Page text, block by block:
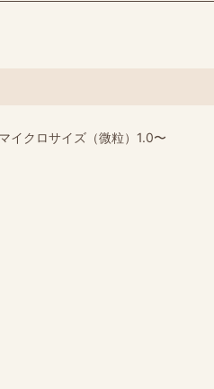
イクロサイズ（微粒）1.0〜